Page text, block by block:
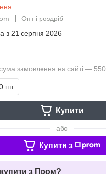
Опт і роздріб
з 21 серпня 2026
замовлення на сайті —
шт.
Купити
або
Купити з
з Пром?